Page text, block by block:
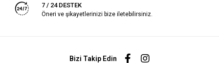
7 / 24 DESTEK
Öneri ve şikayetlerinizi bize iletebilirsiniz.
Bizi Takip Edin